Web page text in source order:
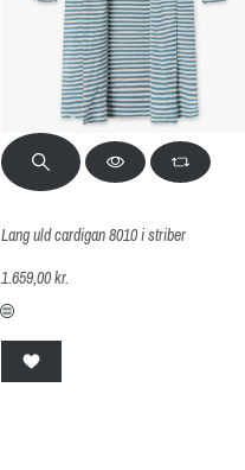
Lang uld cardigan 8010 i striber
1.659,00 kr.
B-0/776-S-raw-white-zinc